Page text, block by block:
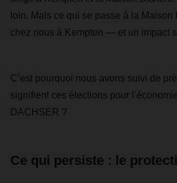
loin. Mais ce qui se passe à la
chez nous à Kempten — et un impact
C’est pourquoi nous avons suivi de
signifient ces élections pour
DACHSER ?
Ce qui persiste : le